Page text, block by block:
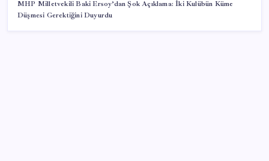
MHP Milletvekili Baki Ersoy’dan Şok Açıklama: İki Kulübün Küme
Düşmesi Gerektiğini Duyurdu